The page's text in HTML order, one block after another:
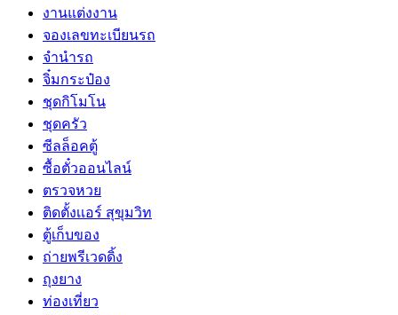
งานแต่งงาน
จองเลขทะเบียนรถ
จำนำรถ
จิ๋มกระป๋อง
ชุดกิโมโน
ชุดครัว
ซีลล็อคตู้
ซื้อตั๋วออนไลน์
ตรวจหวย
ติดตั้งเเอร์ สุขุมวิท
ตู้เก็บของ
ถ่ายพรีเวดดิ้ง
ถุงยาง
ท่องเที่ยว